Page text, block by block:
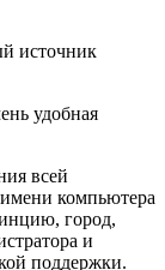
источник
удобная
всей
компьютера
город,
и
поддержки.